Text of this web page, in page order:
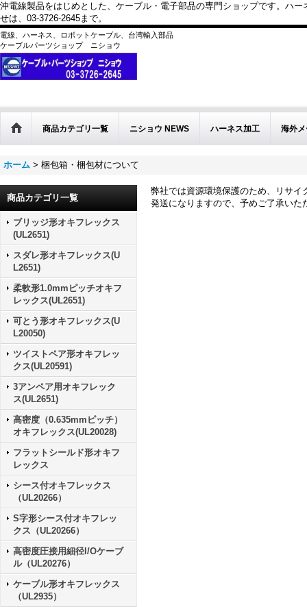
沖電線製品をはじめとした、ケーブル・電子部品の専門ショップです。ハ
せは、03-3726-2645まで。
電線、ハーネス、ロボットケーブル、台湾輸入部品
ケーブルパーツショップ ニショウ
商品カテゴリ一覧 ニショウ NEWS ハーネス加工 海外
ホーム > 梱包箱・梱包材について
商品カテゴリ一覧
ブリッジ形オキフレックス
(UL2651)
スダレ形オキフレックス(U
L2651)
柔軟形1.0mmピッチオキフ
レックス(UL2651)
可とう形オキフレックス(U
L20050)
ツイストペア形オキフレッ
クス(UL20591)
3アンペア用オキフレック
ス(UL2651)
高密度（0.635mmピッチ）
オキフレックス(UL20028)
フラットシールド形オキフ
レックス
シース付オキフレックス
（UL20266）
S字形シース付オキフレッ
クス（UL20266）
高密度圧接用細径I/Oケーブ
ル（UL20276）
ケーブル形オキフレックス
（UL2935）
弊社では資源環境保護のため、リサ
発送になりますので、予めご了承い